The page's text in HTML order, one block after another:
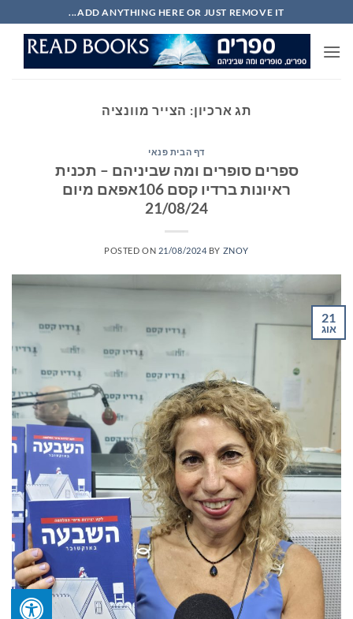
to
content
ADD ANYTHING HERE OR JUST REMOVE IT...
תג ארכיון: הצייר מוונציה
דף הבית פנאי
ספרים סופרים ומה שביניהם – תכנית
ראיונות ברדיו קסם 106אפאם מיום
21/08/24
POSTED ON 21/08/2024 BY ZNOY
21
אוג